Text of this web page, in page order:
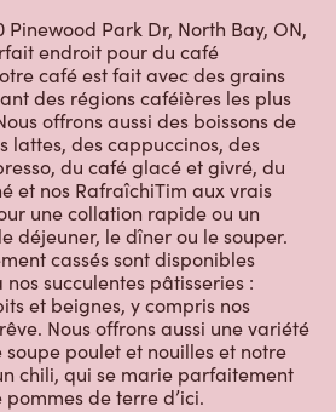
Pinewood Park Dr, North Bay, ON,
endroit pour du café
café est fait avec des grains
des régions caféières les plus
offrons aussi des boissons de
lattes, des cappuccinos, des
du café glacé et givré, du
et nos RafraîchiTim aux vrais
une collation rapide ou un
déjeuner, le dîner ou le souper.
cassés sont disponibles
nos succulentes pâtisseries :
et beignes, y compris nos
Nous offrons aussi une variété
poulet et nouilles et notre
chili, qui se marie parfaitement
de terre d’ici.